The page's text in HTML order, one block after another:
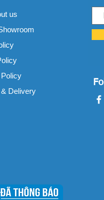
us
Delivery